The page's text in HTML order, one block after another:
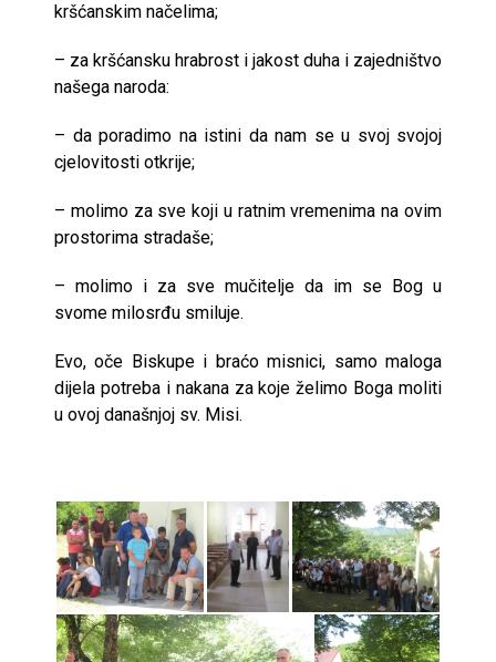
kršćanskim načelima;
– za kršćansku hrabrost i jakost duha i zajedništvo
našega naroda:
– da poradimo na istini da nam se u svoj svojoj
cjelovitosti otkrije;
– molimo za sve koji u ratnim vremenima na ovim
prostorima stradaše;
– molimo i za sve mučitelje da im se Bog u
svome milosrđu smiluje.
Evo, oče Biskupe i braćo misnici, samo maloga
dijela potreba i nakana za koje želimo Boga moliti
u ovoj današnjoj sv. Misi.